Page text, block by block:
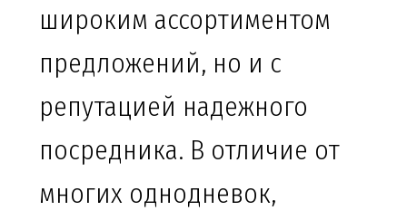
широким ассортиментом
предложений, но и с
репутацией надежного
посредника. В отличие от
многих однодневок,